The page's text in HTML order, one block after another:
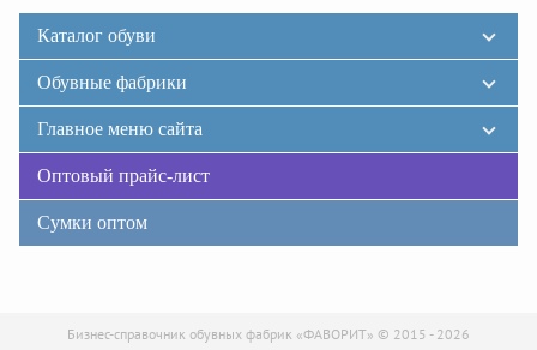
Каталог обуви
Обувные фабрики
Главное меню сайта
Оптовый прайс-лист
Сумки оптом
Бизнес-справочник обувных фабрик «ФАВОРИТ» © 2015 - 2026